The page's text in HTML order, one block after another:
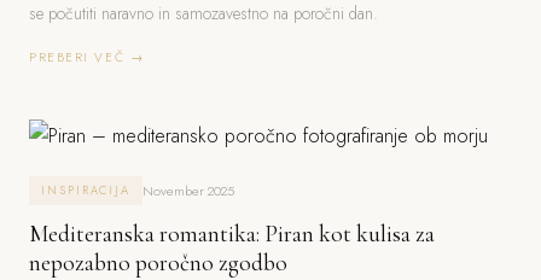
se počutiti naravno in samozavestno na poročni dan.
PREBERI VEČ →
INSPIRACIJA November 2025
Mediteranska romantika: Piran kot kulisa za
nepozabno poročno zgodbo